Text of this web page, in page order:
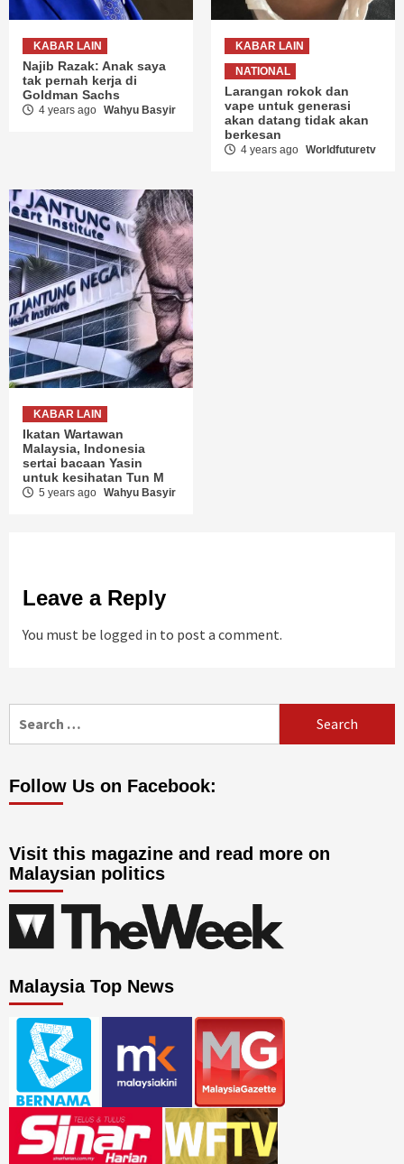
KABAR LAIN
Najib Razak: Anak saya
tak pernah kerja di
Goldman Sachs
4 years ago Wahyu Basyir
KABAR LAIN
NATIONAL
Larangan rokok dan
vape untuk generasi
akan datang tidak akan
berkesan
4 years ago Worldfuturetv
KABAR LAIN
Ikatan Wartawan
Malaysia, Indonesia
sertai bacaan Yasin
untuk kesihatan Tun M
5 years ago Wahyu Basyir
Leave a Reply
You must be logged in to post a comment.
for:
Follow Us on Facebook:
Visit this magazine and read more on
Malaysian politics
Malaysia Top News